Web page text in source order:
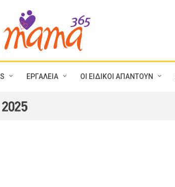
ΕΡΓΑΛΕΙΑ ΟΙ ΕΙΔΙΚΟΙ ΑΠΑΝΤΟΥΝ